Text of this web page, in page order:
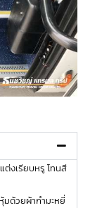
ต่งเรียบหรู โทนสี
มด้วยผ้ากำมะหยี่